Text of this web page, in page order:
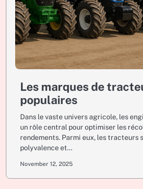
Les marques de
populaires
Dans le vaste univers agricole, les
un rôle central pour optimiser les
rendements. Parmi eux, les tracteurs
polyvalence et…
November 12, 2025